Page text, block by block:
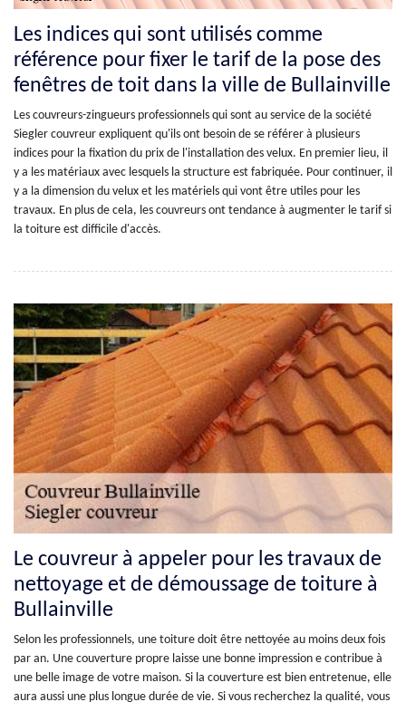
Les indices qui sont utilisés comme
référence pour fixer le tarif de la pose des
fenêtres de toit dans la ville de Bullainville
Les couvreurs-zingueurs professionnels qui sont au service de la société
Siegler couvreur expliquent qu'ils ont besoin de se référer à plusieurs
indices pour la fixation du prix de l'installation des velux. En premier lieu, il
y a les matériaux avec lesquels la structure est fabriquée. Pour continuer, il
y a la dimension du velux et les matériels qui vont être utiles pour les
travaux. En plus de cela, les couvreurs ont tendance à augmenter le tarif si
la toiture est difficile d'accès.
Le couvreur à appeler pour les travaux de
nettoyage et de démoussage de toiture à
Bullainville
Selon les professionnels, une toiture doit être nettoyée au moins deux fois
par an. Une couverture propre laisse une bonne impression e contribue à
une belle image de votre maison. Si la couverture est bien entretenue, elle
aura aussi une plus longue durée de vie. Si vous recherchez la qualité, vous